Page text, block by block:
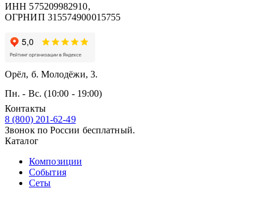
ИНН 575209982910,
ОГРНИП 315574900015755
Орёл, б. Молодёжи, 3.
Пн. - Вс. (10:00 - 19:00)
Контакты
8 (800) 201-62-49
Звонок по России бесплатный.
Каталог
Композиции
События
Сеты